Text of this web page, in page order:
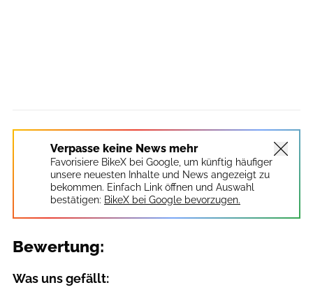
Verpasse keine News mehr
Favorisiere BikeX bei Google, um künftig häufiger
unsere neuesten Inhalte und News angezeigt zu
bekommen. Einfach Link öffnen und Auswahl
bestätigen: BikeX bei Google bevorzugen.
Bewertung:
Was uns gefällt: